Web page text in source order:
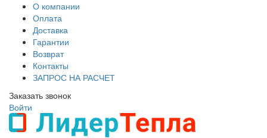
О компании
Оплата
Доставка
Гарантии
Возврат
Контакты
ЗАПРОС НА РАСЧЕТ
Заказать звонок
Войти